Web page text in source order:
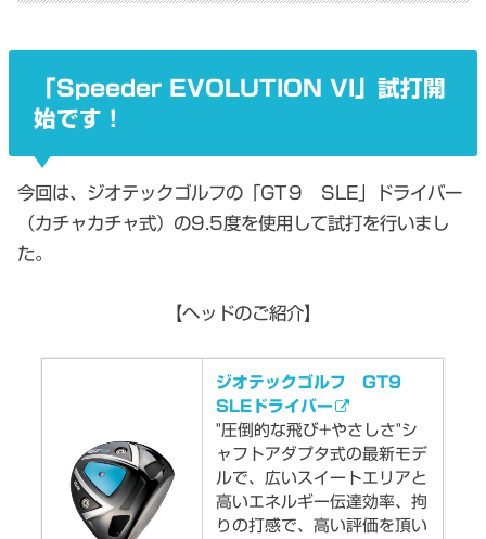
「Speeder EVOLUTION VI」試打開
始です！
今回は、ジオテックゴルフの「GT９ SLE」ドライバー
（カチャカチャ式）の9.5度を使用して試打を行いまし
た。
【ヘッドのご紹介】
ジオテックゴルフ GT9
SLEドライバー
"圧倒的な飛び+やさしさ"シ
ャフトアダプタ式の最新モデ
ルで、広いスイートエリアと
高いエネルギー伝達効率、拘
りの打感で、高い評価を頂い